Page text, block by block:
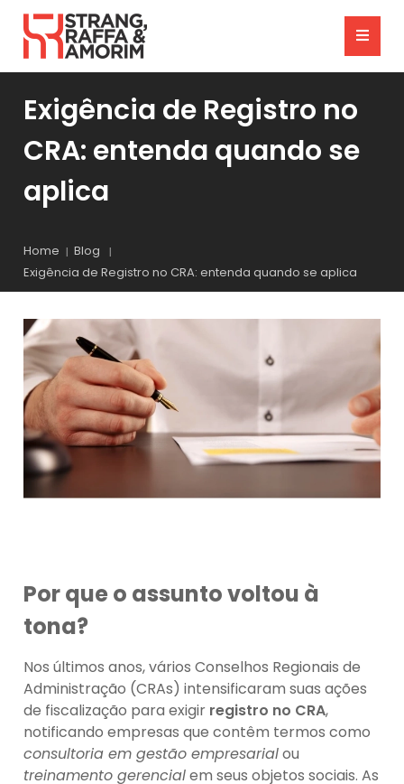
Exigência de Registro no
CRA: entenda quando se
aplica
Home
Blog
Exigência de Registro no CRA: entenda quando se aplica
Por que o assunto voltou à
tona?
Nos últimos anos, vários Conselhos Regionais de
Administração (CRAs) intensificaram suas ações
de fiscalização para exigir registro no CRA,
notificando empresas que contêm termos como
consultoria em gestão empresarialou
treinamento gerencialem seus objetos sociais. As